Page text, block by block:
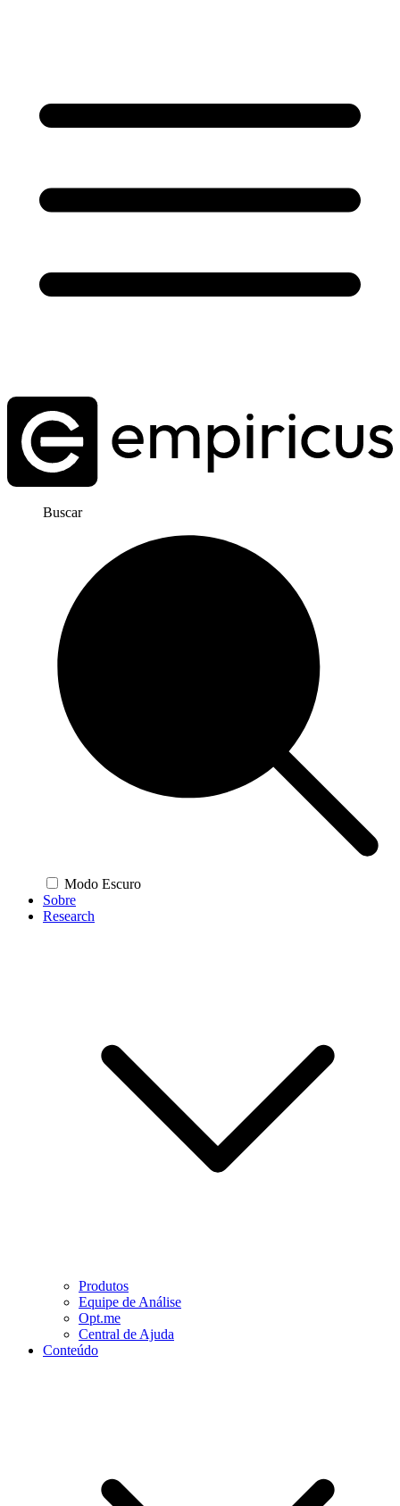
Buscar
Modo Escuro
Sobre
Research
Produtos
Equipe de Análise
Opt.me
Central de Ajuda
Conteúdo